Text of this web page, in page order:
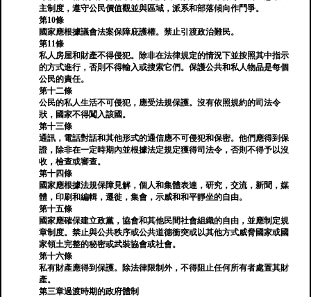
主制度，遵守公民價值觀並與區域，派系和部落傾向作鬥爭。
第10條
國家應根據議會法案保障庇護權。禁止引渡政治難民。
第11條
私人房屋和財產不得侵犯。除非在法律規定的情況下並按照其中指示
的方式進行，否則不得輸入或搜索它們。保護公共和私人物品是每個
公民的責任。
第十二條
公民的私人生活不可侵犯，應受法規保護。沒有依照規約的司法令
狀，國家不得闖入該國。
第十三條
通訊，電話對話和其他形式的通信應不可侵犯和保密。他們應得到保
證，除非在一定時期內並根據法定規定獲得司法令，否則不得予以沒
收，檢查或審查。
第十四條
國家應根據法規保障見解，個人和集體表達，研究，交流，新聞，媒
體，印刷和編輯，遷徙，集會，示威和和平靜坐的自由。
第十五條
國家應確保建立政黨，協會和其他民間社會組織的自由，並應制定規
章制度。禁止與公共秩序或公共道德衝突或以其他方式威脅國家或國
家領土完整的秘密或武裝協會或社會。
第十六條
私有財產應得到保護。除法律限制外，不得阻止任何所有者處置其財
產。
第三章過渡時期的政府體制